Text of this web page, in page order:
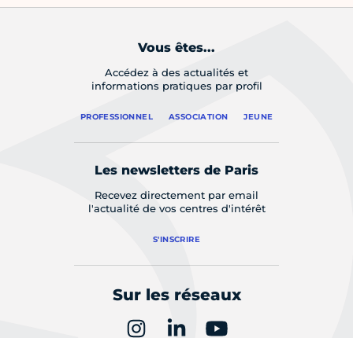
Vous êtes...
Accédez à des actualités et
informations pratiques par profil
PROFESSIONNEL ASSOCIATION JEUNE
Les newsletters de Paris
Recevez directement par email
l'actualité de vos centres d'intérêt
S'INSCRIRE
Sur les réseaux